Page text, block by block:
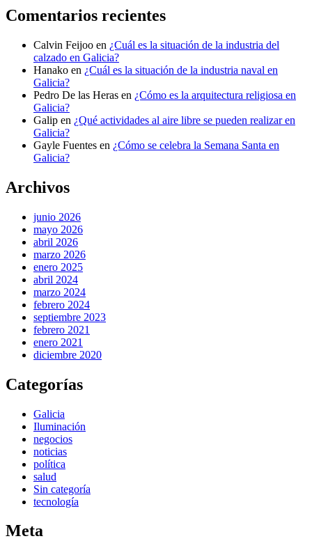
Comentarios recientes
Calvin Feijoo en ¿Cuál es la situación de la industria del
calzado en Galicia?
Hanako en ¿Cuál es la situación de la industria naval en
Galicia?
Pedro De las Heras en ¿Cómo es la arquitectura religiosa en
Galicia?
Galip en ¿Qué actividades al aire libre se pueden realizar en
Galicia?
Gayle Fuentes en ¿Cómo se celebra la Semana Santa en
Galicia?
Archivos
junio 2026
mayo 2026
abril 2026
marzo 2026
enero 2025
abril 2024
marzo 2024
febrero 2024
septiembre 2023
febrero 2021
enero 2021
diciembre 2020
Categorías
Galicia
Iluminación
negocios
noticias
política
salud
Sin categoría
tecnología
Meta